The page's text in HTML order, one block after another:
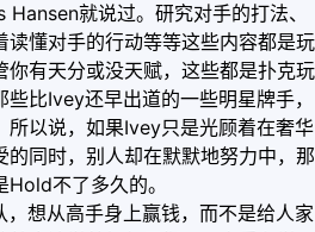
就说过。研究对手的打法、
读懂对手的行动等等这些内容都是玩
你有天分或没天赋，这些都是扑克玩
比Ivey还早出道的一些明星牌手，
所以说，如果Ivey只是光顾着在奢华
的同时，别人却在默默地努力中，那
不了多久的。
想从高手身上赢钱，而不是给人家